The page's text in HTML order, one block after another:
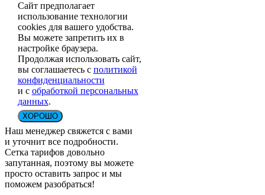
Сайт предполагает
использование технологии
cookies для вашего удобства.
Вы можете запретить их в
настройке браузера.
Продолжая использовать сайт,
вы соглашаетесь с политикой
конфиденциальности
и с обработкой персональных
данных.
ХОРОШО
Наш менеджер свяжется с вами
и уточнит все подробности.
Сетка тарифов довольно
запутанная, поэтому вы можете
просто оставить запрос и мы
поможем разобраться!